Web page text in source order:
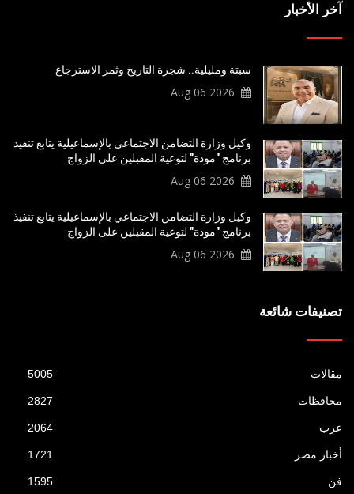
آخر الأخبار
سبتة ومليلية.. شجرة التاريخ وثمر الاسترجاع
2026 Aug 06
وكيل وزارة التضامن الاجتماعي بالإسماعيلية يتابع تنفيذ
برنامج "مودة" لتوعية المقبلين على الزواج
2026 Aug 06
وكيل وزارة التضامن الاجتماعي بالإسماعيلية يتابع تنفيذ
برنامج "مودة" لتوعية المقبلين على الزواج
2026 Aug 06
تصنيفات شائعة
مقالات 5005
محافظات 2827
عرب 2064
أخبار مصر 1721
فن 1595